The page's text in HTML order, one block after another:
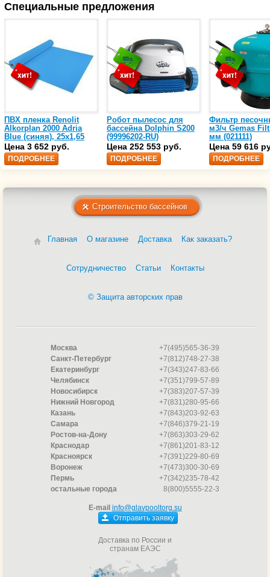
Специальные предложения
ПВХ пленка Renolit
Alkorplan 2000 Adria
Blue (синяя), 25х1,65
(35216203)
Цена 3 652 руб.
ПОДРОБНЕЕ
Робот пылесос для
бассейна Dolphin S200
(99996202-RU)
Цена 252 553 руб.
ПОДРОБНЕЕ
Фильтр
м3/ч Gemas
мм (021111)
Цена 59 616
ПОДРОБНЕЕ
Строительство бассейнов
Главная О магазине Доставка Как заказать?
Сотрудничество Статьи Контакты
© Защита авторских прав
Москва
+7(495)565-36-39
Санкт-Петербург
+7(812)748-27-38
Екатеринбург
+7(343)247-83-66
Челябинск
+7(351)799-57-89
Новосибирск
+7(383)207-57-39
Нижний Новгород
+7(831)280-95-66
Казань
+7(843)203-92-63
Самара
+7(846)379-21-19
Ростов-на-Дону
+7(863)303-29-62
Краснодар
+7(861)201-83-12
Красноярск
+7(391)229-80-69
Воронеж
+7(473)300-30-69
Пермь
+7(342)235-78-42
остальные города
8(800)5555-22-3
E-mail info@glavpooltorg.su
Отправить заявку
Доставка по России и
странам ЕАЭС